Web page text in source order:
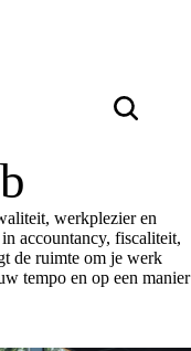
werkplezier en
accountancy, fiscaliteit,
de ruimte om je werk
tempo en op een manier